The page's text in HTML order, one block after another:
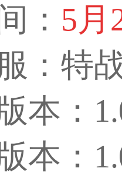
： 5月
：特
本：
本：